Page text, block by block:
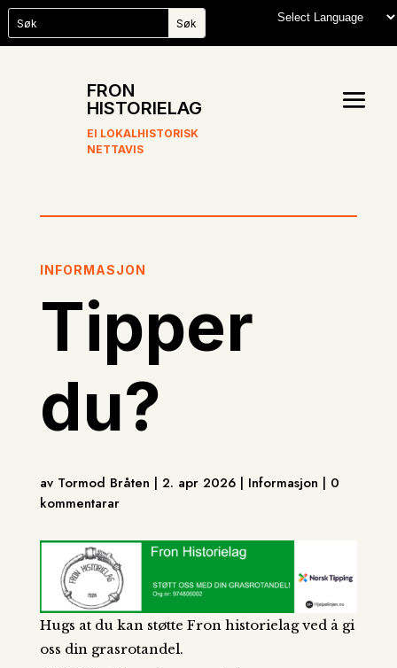
FRON
HISTORIELAG
EI LOKALHISTORISK
NETTAVIS
INFORMASJON
Tipper
du?
av Tormod Bråten | 2. apr 2026 | Informasjon | 0
kommentarar
Hugs at du kan støtte Fron historielag ved å gi
oss din grasrotandel.